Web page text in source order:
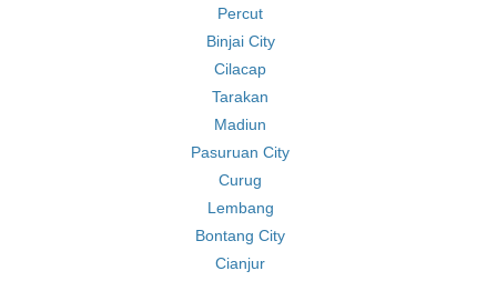
Percut
Binjai City
Cilacap
Tarakan
Madiun
Pasuruan City
Curug
Lembang
Bontang City
Cianjur